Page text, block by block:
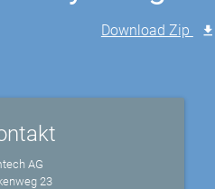
Download Zip
AG
23